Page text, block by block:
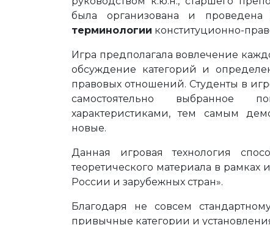
была организована и проведена
терминологии конституционно-
Игра предполагала вовлечение
обсуждение категорий и
правовых отношений. Студенты в
самостоятельно выбранное
характеристиками, тем самым
новые.
Данная игровая технология
теоретического материала в
России и зарубежных стран».
Благодаря не совсем
привычные категории и